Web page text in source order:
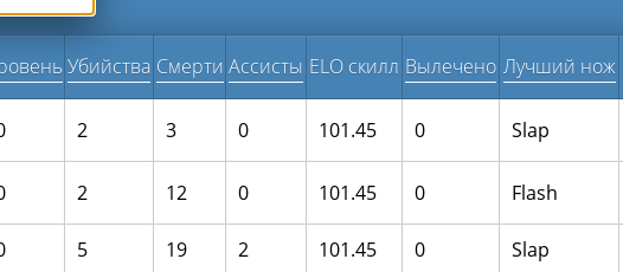
Убийства Смерти Ассисты ELO скилл Вылечено Лучший нож
2 3 0 101.45 0 Slap
2 12 0 101.45 0 Flash
5 19 2 101.45 0 Slap